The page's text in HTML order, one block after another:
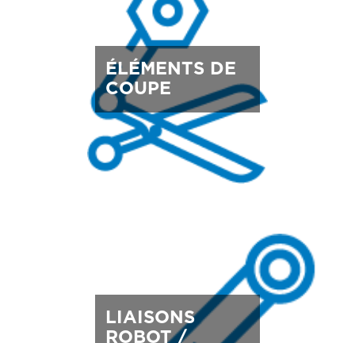
ÉLÉMENTS DE
COUPE
LIAISONS
ROBOT /